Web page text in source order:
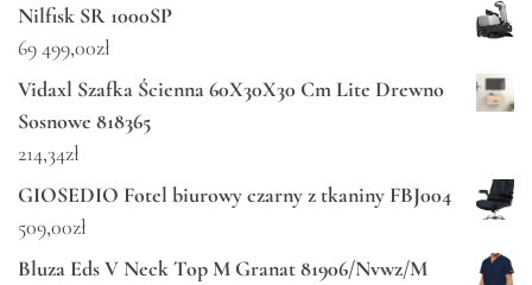
Nilfisk SR 1000SP
69 499,00zł
Vidaxl Szafka Ścienna 60X30X30 Cm Lite Drewno
Sosnowe 818365
214,34zł
GIOSEDIO Fotel biurowy czarny z tkaniny FBJ004
509,00zł
Bluza Eds V Neck Top M Granat 81906/Nvwz/M